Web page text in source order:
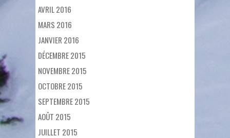
AVRIL 2016
MARS 2016
JANVIER 2016
DÉCEMBRE 2015
NOVEMBRE 2015
OCTOBRE 2015
SEPTEMBRE 2015
AOÛT 2015
JUILLET 2015